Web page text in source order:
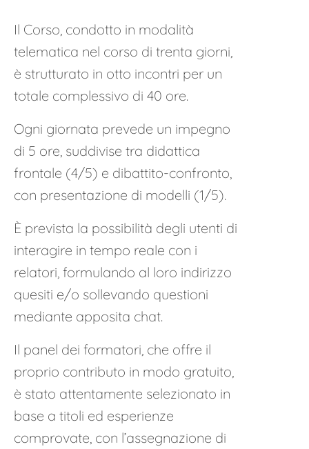
Il Corso, condotto in modalità
telematica nel corso di trenta giorni,
è strutturato in otto incontri per un
totale complessivo di 40 ore.
Ogni giornata prevede un impegno
di 5 ore, suddivise tra didattica
frontale (4/5) e dibattito-confronto,
con presentazione di modelli (1/5).
È prevista la possibilità degli utenti di
interagire in tempo reale con i
relatori, formulando al loro indirizzo
quesiti e/o sollevando questioni
mediante apposita chat.
Il panel dei formatori, che offre il
proprio contributo in modo gratuito,
è stato attentamente selezionato in
base a titoli ed esperienze
comprovate, con l’assegnazione di